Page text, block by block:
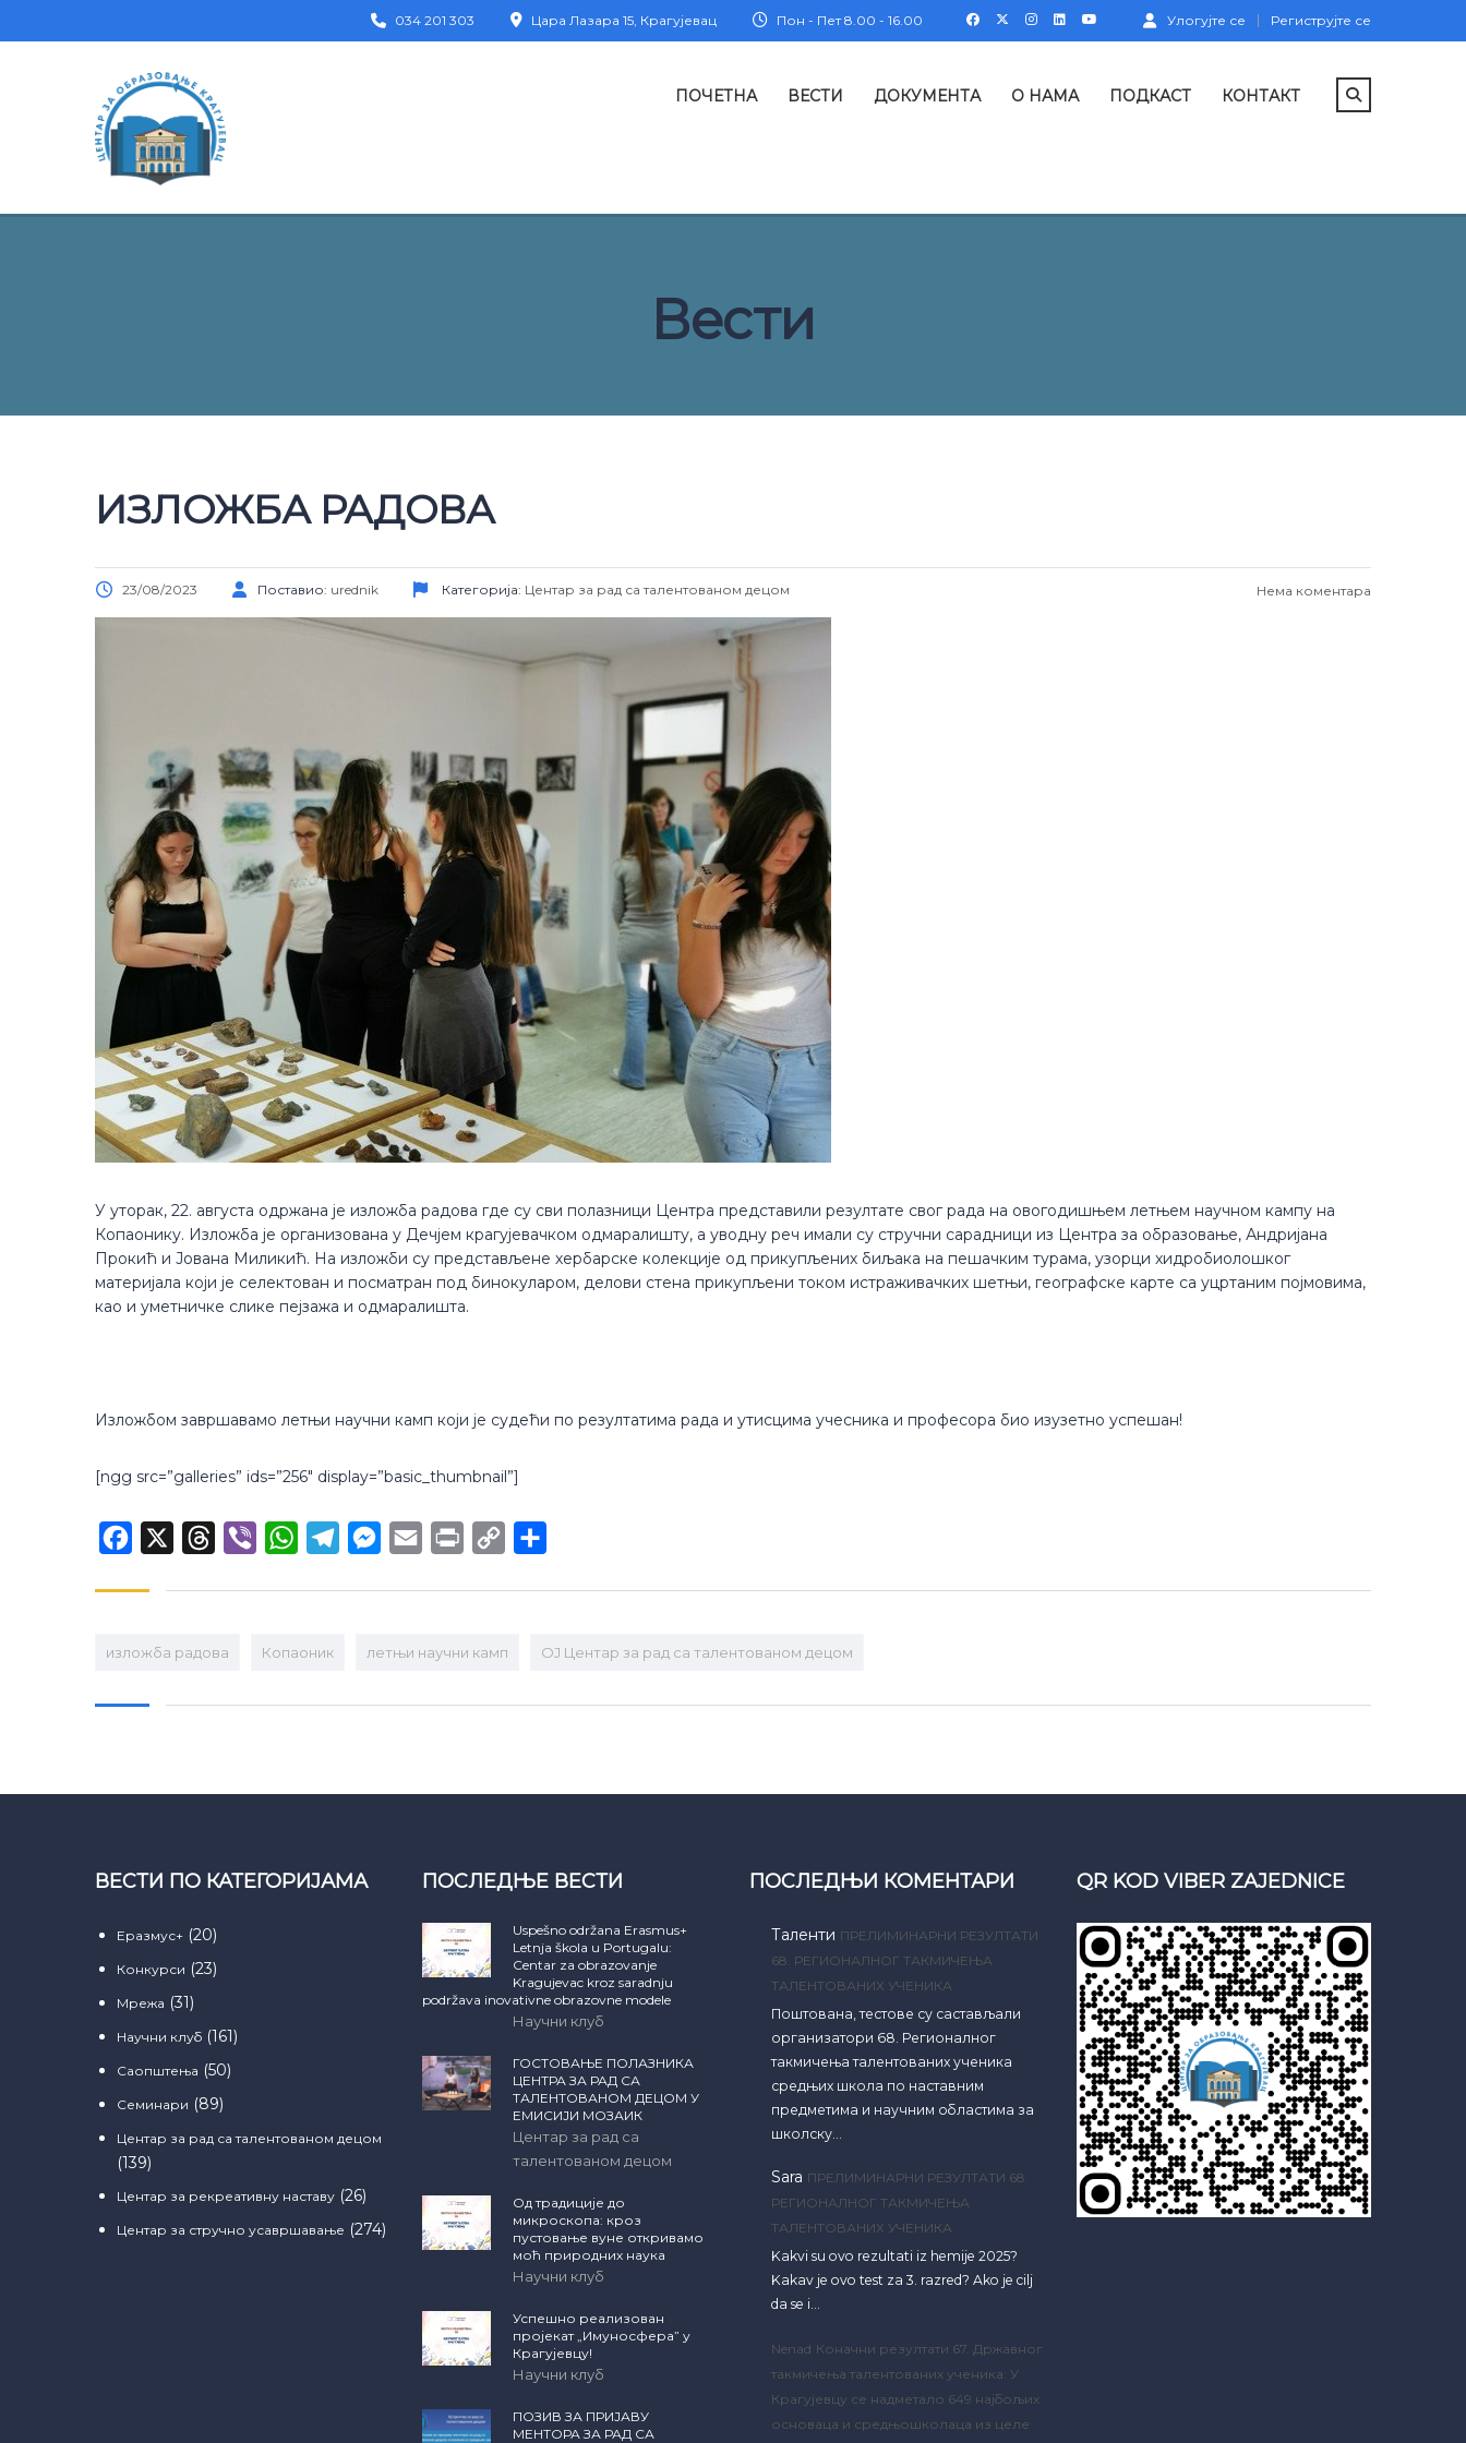
Улогујте се Региструјте се
Пон - Пет 8.00 - 16.00
Цара Лазара 15, Крагујевац
034 201 303
ПОЧЕТНА ВЕСТИ ДОКУМЕНТА О НАМА ПОДКАСТ КОНТАКТ
Вести
ИЗЛОЖБА РАДОВА
23/08/2023 Поставио: urednik Категорија: Центар за рад са талентованом децом Нема коментара
У уторак, 22. августа одржана је изложба радова где су сви полазници Центра представили резултате свог рада на овогодишњем летњем научном кампу на
Копаонику. Изложба је организована у Дечјем крагујевачком одмаралишту, а уводну реч имали су стручни сарадници из Центра за образовање, Андријана
Прокић и Јована Миликић. На изложби су представљене хербарске колекције од прикупљених биљака на пешачким турама, узорци хидробиолошког
материјала који је селектован и посматран под бинокуларом, делови стена прикупљени током истраживачких шетњи, географске карте са уцртаним појмовима,
као и уметничке слике пејзажа и одмаралишта.
Изложбом завршавамо летњи научни камп који је судећи по резултатима рада и утисцима учесника и професора био изузетно успешан!
[ngg src=”galleries” ids=”256″ display=”basic_thumbnail”]
Facebook Threads
Viber WhatsAppTelegramMessenger
Email Print
Copy
изложба радова Копаоник летњи научни камп ОЈ Центар за рад са талентованом децом
ВЕСТИ ПО КАТЕГОРИЈАМА
Еразмус+ (20)
Конкурси (23)
Мрежа (31)
Научни клуб (161)
Саопштења (50)
Семинари (89)
Центар за рад са талентованом децом
(139)
Центар за рекреативну наставу (26)
Центар за стручно усавршавање (274)
ПОСЛЕДЊЕ ВЕСТИ
Uspešno održana Erasmus+
Letnja škola u Portugalu:
Centar za obrazovanje
Kragujevac kroz saradnju
podržava inovativne obrazovne modele
Научни клуб
ГОСТОВАЊЕ ПОЛАЗНИКА
ЦЕНТРА ЗА РАД СА
ТАЛЕНТОВАНОМ ДЕЦОМ У
ЕМИСИЈИ МОЗАИК
Центар за рад са
талентованом децом
Од традиције до
микроскопа: кроз
пустовање вуне откривамо
моћ природних наука
Научни клуб
Успешно реализован
пројекат „Имуносфера” у
Крагујевцу!
Научни клуб
ПОЗИВ ЗА ПРИЈАВУ
МЕНТОРА ЗА РАД СА
ПОСЛЕДЊИ КОМЕНТАРИ
Таленти ПРЕЛИМИНАРНИ РЕЗУЛТАТИ
68. РЕГИОНАЛНОГ ТАКМИЧЕЊА
ТАЛЕНТОВАНИХ УЧЕНИКА
Поштована, тестове су састављали
организатори 68. Регионалног
такмичења талентованих ученика
средњих школа по наставним
предметима и научним областима за
школску…
Sara ПРЕЛИМИНАРНИ РЕЗУЛТАТИ 68.
РЕГИОНАЛНОГ ТАКМИЧЕЊА
ТАЛЕНТОВАНИХ УЧЕНИКА
Kakvi su ovo rezultati iz hemije 2025?
Kakav je ovo test za 3. razred? Ako je cilj
da se i…
Nenad Коначни резултати 67. Државног
такмичења талентованих ученика: У
Крагујевцу се надметало 649 најбољих
основаца и средњошколаца из целе
QR KOD VIBER ZAJEDNICE